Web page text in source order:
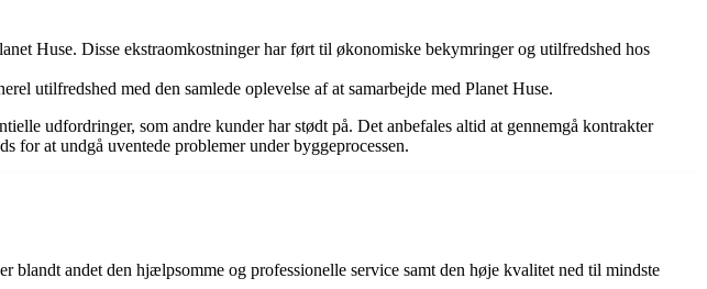
Huse. Disse ekstraomkostninger har ført til økonomiske bekymringer og utilfredshed hos
utilfredshed med den samlede oplevelse af at samarbejde med Planet Huse.
udfordringer, som andre kunder har stødt på. Det anbefales altid at gennemgå kontrakter
for at undgå uventede problemer under byggeprocessen.
blandt andet den hjælpsomme og professionelle service samt den høje kvalitet ned til mindste